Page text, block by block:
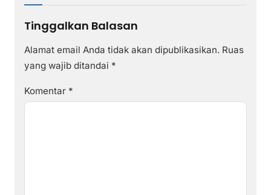
Tinggalkan Balasan
Alamat email Anda tidak akan dipublikasikan. Ruas
yang wajib ditandai *
Komentar *